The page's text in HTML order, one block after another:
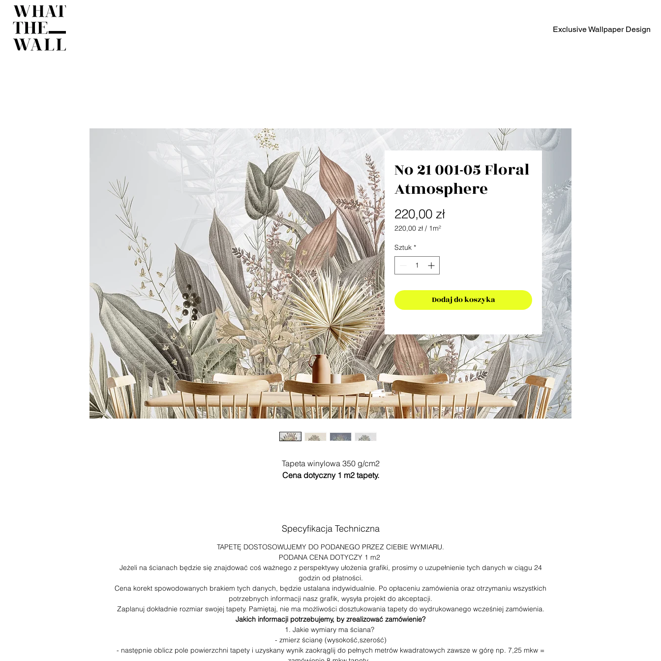
Exclusive Wallpaper Design
No 21 001-05 Floral
Atmosphere
220,00 złCena
220,00 zł / 1m²
za
1
kwadratowy
Sztuk *
Dodaj do koszyka
Tapeta winylowa 350 g/cm2
Cena dotyczny 1 m2 tapety.
Każdy projekt zostanie dopasowany do indywidualnych
wymiarów.
Przed realizacją zamówienia wysyłamy projekt wykonawczy do
akceptacji z podziałem tepety na bryty, ewentualną korektą
wymiarów, oraz próbkę kolorystyczną wybranego wzoru tapety.
Nasz konsultant poprowadzi całość relizacji.
Istnieje możliwośc zamówienia tapety z montażem.
Informacje u dystybutora pod numerem +48 695 102 102
lub mailowo: office@whatthewall.pl
Podstawowy wymiar tapety:
Specyfikacja Techniczna
TAPETĘ DOSTOSOWUJEMY DO PODANEGO PRZEZ CIEBIE WYMIARU.
PODANA CENA DOTYCZY 1 m2
Jeżeli na ścianach będzie się znajdować coś ważnego z perspektywy ułożenia grafiki, prosimy o uzupełnienie tych danych w ciągu 24
godzin od płatności.
Cena korekt spowodowanych brakiem tych danych, będzie ustalana indywidualnie. Po opłaceniu zamówienia oraz otrzymaniu wszystkich
potrzebnych informacji nasz grafik, wysyła projekt do akceptacji.
Zaplanuj dokładnie rozmiar swojej tapety. Pamiętaj, nie ma możliwości dosztukowania tapety do wydrukowanego wcześniej zamówienia.
Jakich informacji potrzebujemy, by zrealizować zamówienie?
1. Jakie wymiary ma ściana?
- zmierz ścianę (wysokość,szerość)
- następnie oblicz pole powierzchni tapety i uzyskany wynik zaokrąglij do pełnych metrów kwadratowych zawsze w górę np. 7,25 mkw =